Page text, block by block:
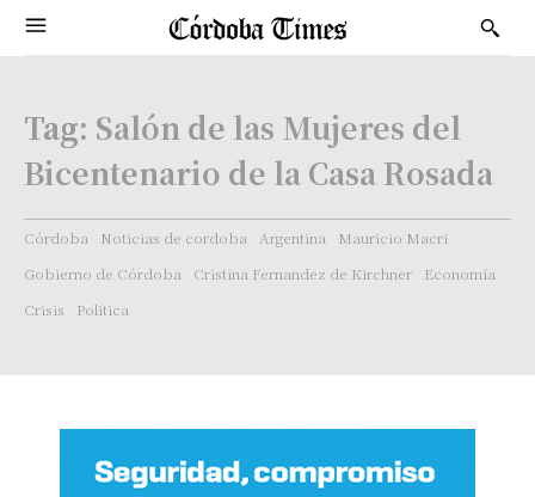
Tag: Salón de las Mujeres del
Bicentenario de la Casa Rosada
Córdoba Noticias de cordoba Argentina
Mauricio Macri
Gobierno de Córdoba
Cristina Fernandez de Kirchner
Economía
Crisis
Politica